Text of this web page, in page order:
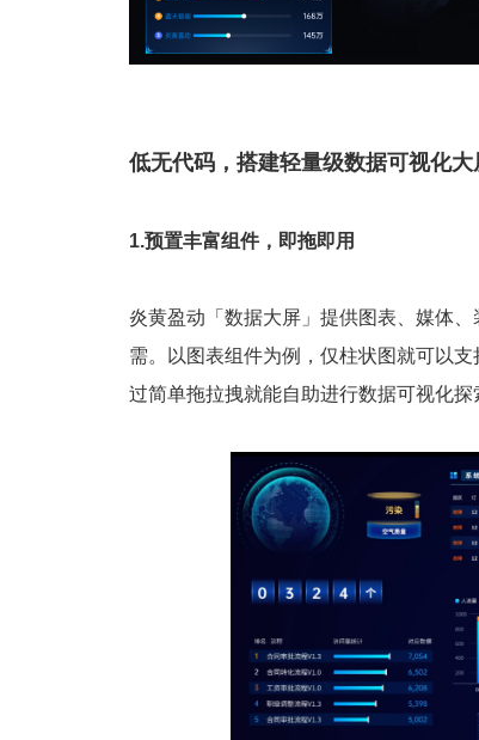
低无代码，搭建轻量级数据可视化大
1.预置丰富组件，即拖即用
炎黄盈动「数据大屏」提供图表、媒体
需。以图表组件为例，仅柱状图就可以
过简单拖拉拽就能自助进行数据可视化探